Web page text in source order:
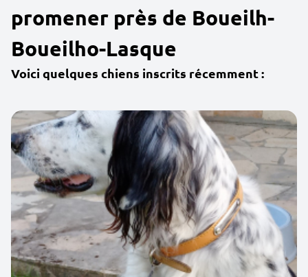
promener près de Boueilh-
Boueilho-Lasque
Voici quelques chiens inscrits récemment :